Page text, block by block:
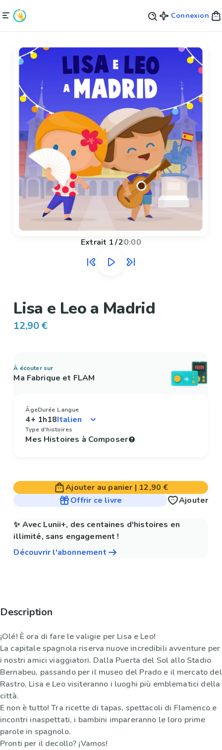
Connexion
Extrait 1/20:00
Lisa e Leo a Madrid
12,90 €
À écouter sur
Ma Fabrique et FLAM
Âge
4+
Durée
1h18
Langue
Type d'histoires
Mes Histoires à Composer
Ajouter au panier | 12,90 €
Offrir ce livre
Ajouter
✨ Avec Lunii+, des centaines d'histoires en
illimité, sans engagement !
Découvrir l'abonnement
Description
¡Olé! È ora di fare le valigie per Lisa e Leo!
La capitale spagnola riserva nuove incredibili avventure per
i nostri amici viaggiatori. Dalla Puerta del Sol allo Stadio
Bernabeu, passando per il museo del Prado e il mercato del
Rastro, Lisa e Leo visiteranno i luoghi più emblematici della
città.
E non è tutto! Tra ricette di tapas, spettacoli di Flamenco e
incontri inaspettati, i bambini impareranno le loro prime
parole in spagnolo.
Pronti per il decollo? ¡Vamos!